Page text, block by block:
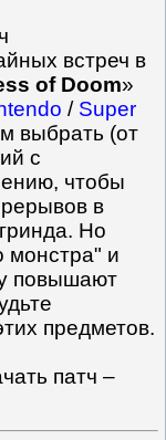
встреч в
of Doom»
/ Super
выбрать (от
с
чтобы
в
Но
монстра" и
повышают
предметов.
патч –